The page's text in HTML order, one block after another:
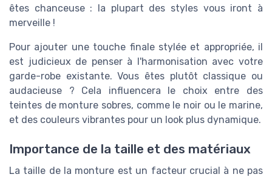
êtes chanceuse : la plupart des styles vous iront à
merveille !
Pour ajouter une touche finale stylée et appropriée, il
est judicieux de penser à l'harmonisation avec votre
garde-robe existante. Vous êtes plutôt classique ou
audacieuse ? Cela influencera le choix entre des
teintes de monture sobres, comme le noir ou le marine,
et des couleurs vibrantes pour un look plus dynamique.
Importance de la taille et des matériaux
La taille de la monture est un facteur crucial à ne pas